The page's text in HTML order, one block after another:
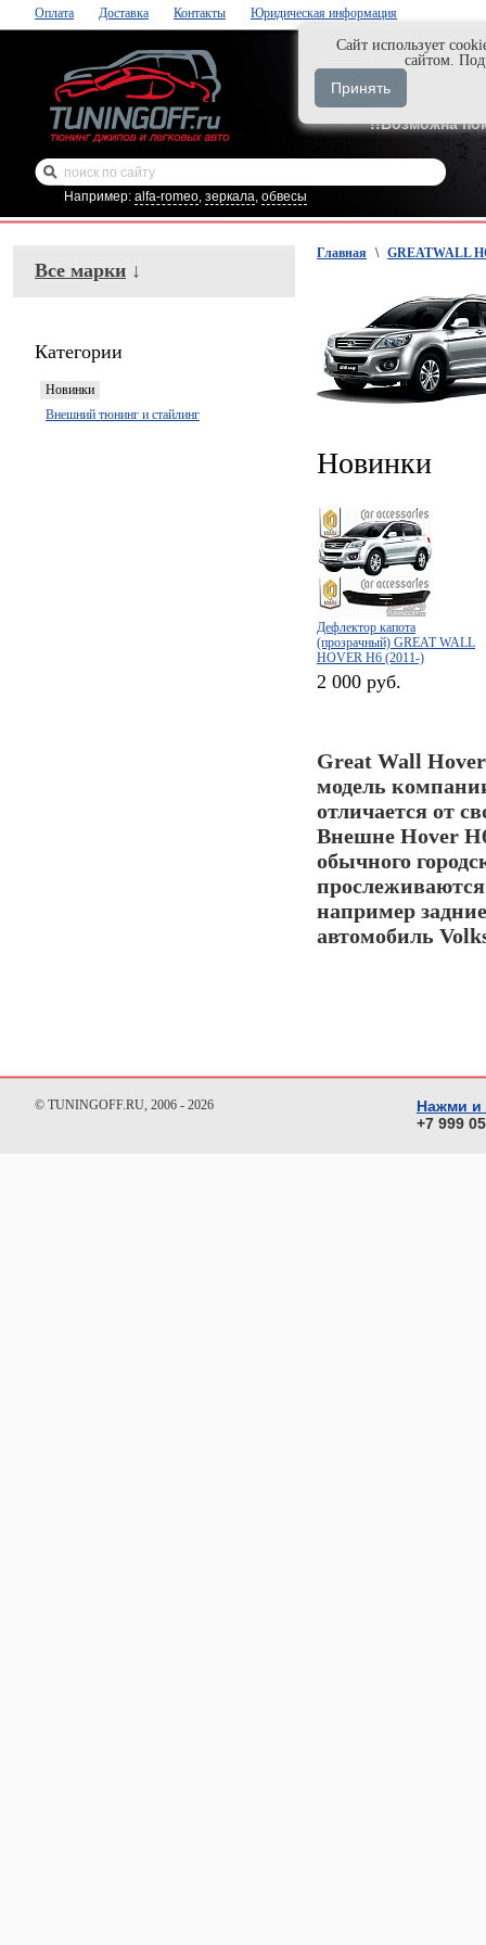
Оплата Доставка Контакты Юридическая информация
Нажми и
+7-929-495-
!!Возможна
Например: alfa-romeo, зеркала, обвесы
Все марки ↓
Категории
Новинки
Внешний тюнинг и стайлинг
Главная \ GREATWALL
Новинки
Дефлектор капота
(прозрачный) GREAT WALL
HOVER H6 (2011-)
2 000 руб.
Great Wall
модель
отличается от
Внешне Hover
обычного
например
автомобиль
© TUNINGOFF.RU, 2006 - 2026
Нажми и
+7 999
Cайт использует
сайтом.
Принять